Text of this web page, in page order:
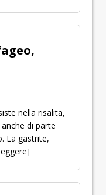
nella risalita,
di parte
La gastrite,